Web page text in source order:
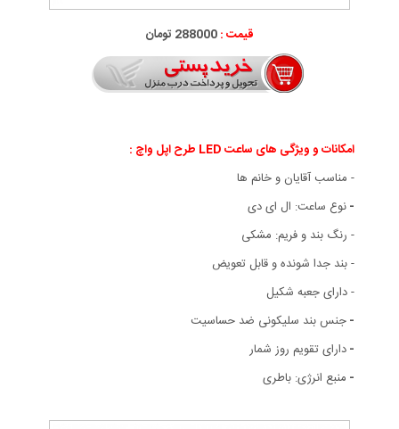
قیمت :288000 تومان
امکانات و ویژگی های ساعت LED طرح اپل واچ :
- مناسب آقایان و خانم ها
-نوع ساعت: ال ای دی
- رنگ بند و فریم: مشکی
- بند جدا شونده و قابل تعویض
- دارای جعبه شکیل
-جنس بند سلیکونی ضد حساسیت
-دارای تقویم روز شمار
- منبع انرژی: باطری